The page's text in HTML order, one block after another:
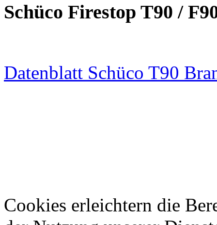
Schüco Firestop T90 /
Datenblatt Schüco T90
Cookies erleichtern die